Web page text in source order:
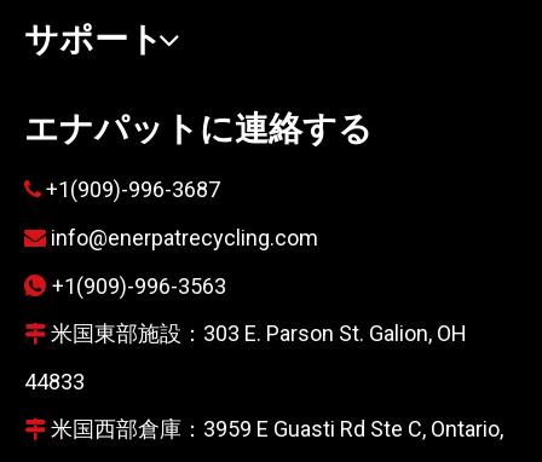
サポート
エナパットに連絡する
 +1(909)-996-3687
 info@enerpatrecycling.com
 +1(909)-996-3563
 米国東部施設：303 E. Parson St. Galion, OH
44833
 米国西部倉庫：3959 E Guasti Rd Ste C, Ontario,